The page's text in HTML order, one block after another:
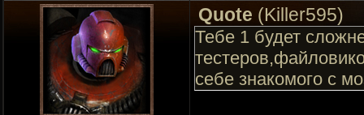
Quote (Killer595)
Тебе 1 будет
себе знакомого с